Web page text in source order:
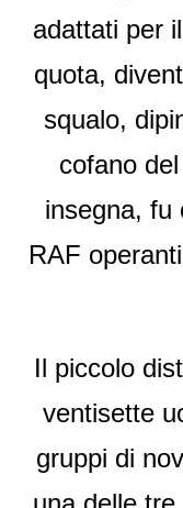
adattati per
quota,
squalo,
cofano
insegna, fu
RAF
Il piccolo
ventisette
gruppi di